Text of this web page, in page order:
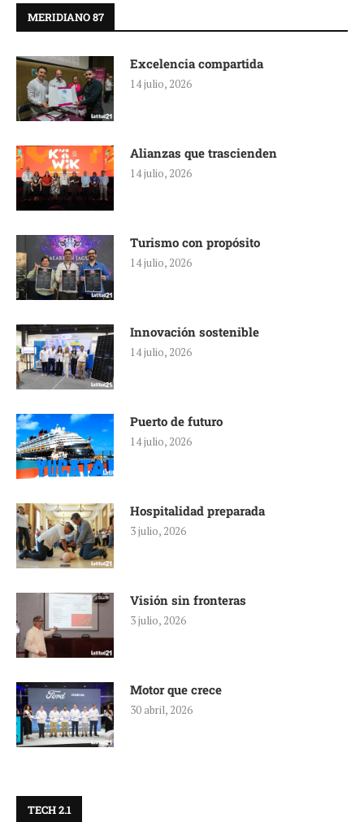
MERIDIANO 87
Excelencia compartida
14 julio, 2026
Alianzas que trascienden
14 julio, 2026
Turismo con propósito
14 julio, 2026
Innovación sostenible
14 julio, 2026
Puerto de futuro
14 julio, 2026
Hospitalidad preparada
3 julio, 2026
Visión sin fronteras
3 julio, 2026
Motor que crece
30 abril, 2026
TECH 2.1